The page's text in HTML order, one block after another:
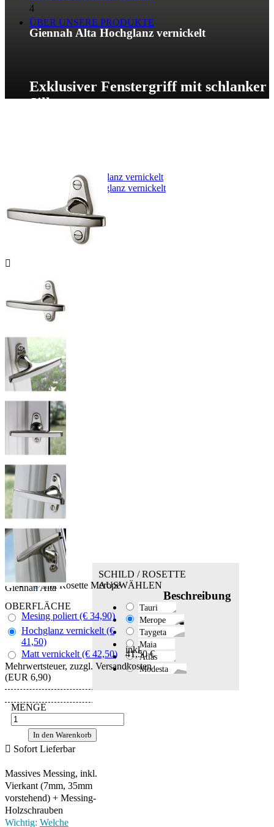
4
ÜBER UNSERE PRODUKTE
Giennah Alta Hochglanz vernickelt
Exklusiver Fenstergriff mit schlanker
Silhouette
Fenstergriffe Hochglanz vernickelt
Giennah Alta Hochglanz vernickelt

Giennah Alta
SCHILD / ROSETTE
AUSWÄHLEN
Tauri
Merope
Taygeta
Maia
Atlas
Modesta
mit Rosette Merope
OBERFLÄCHE
Mesing poliert (€ 34,90)
Hochglanz vernickelt (€
41,50)
Matt vernickelt (€ 42,50)
41,50 €
inkl.
Mehrwertsteuer, zuzgl. Versandkosten
(EUR 6,90)
MENGE
In den Warenkorb
 Sofort Lieferbar
Massives Messing, inkl.
Vierkant (7mm, 35mm
vorstehend) + Messing-
Holzschrauben
Wichtig: Welche
Beschreibung